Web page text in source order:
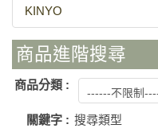
KINYO
商品進階搜尋
商品分類 :
關鍵字 : 搜尋類型